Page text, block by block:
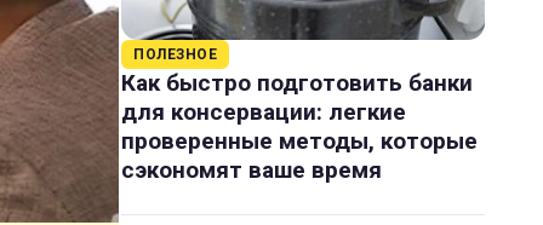
ПОЛЕЗНОЕ
Как быстро подготовить банки
для консервации: легкие
проверенные методы, которые
сэкономят ваше время